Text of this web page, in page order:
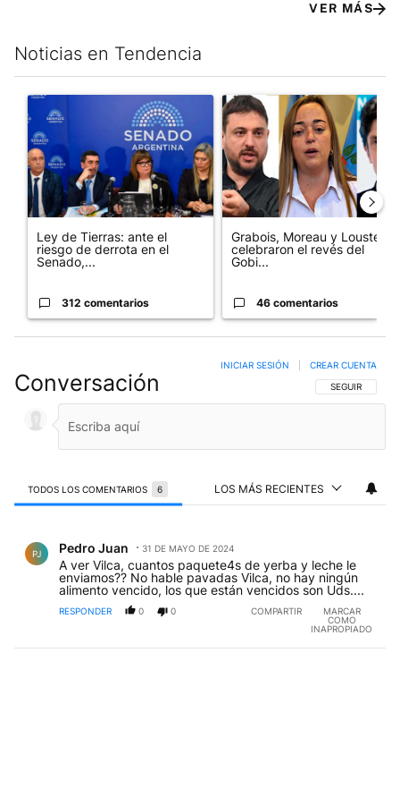
VER MÁS
Noticias en Tendencia
Este listado muestra los artículos con más comentarios en los
Un artículo de tendencia con el título "Ley de Tierras: ante el
Ley de Tierras: ante el
riesgo de derrota en el
Senado,...
312 comentarios
Un artículo de tendencia con
Grabois, Moreau y Lousteau
celebraron el revés del
Gobi...
46 comentarios
Conversación SIGA ESTA
SEGUIR
INICIAR SESIÓN CREAR CUENTA
TODOS LOS COMENTARIOS 6 LOS MÁS RECIENTES
PJ Pedro Juan 31 DE MAYO DE 2024
A ver Vilca, cuantos paquete4s de yerba y leche le
enviamos?? No hable pavadas Vilca, no hay ningún
alimento vencido, los que están vencidos son Uds....
RESPONDER 0 0 COMPARTIR
MARCAR
COMO
INAPROPIADO